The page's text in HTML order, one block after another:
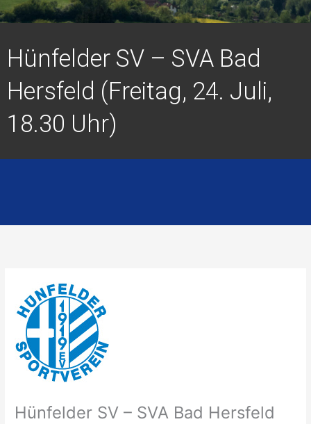
Hünfelder SV – SVA Bad
Hersfeld (Freitag, 24. Juli,
18.30 Uhr)
Hünfelder SV – SVA Bad Hersfeld